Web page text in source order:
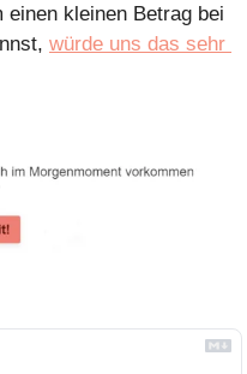
kleinen Betrag bei
würde uns das sehr